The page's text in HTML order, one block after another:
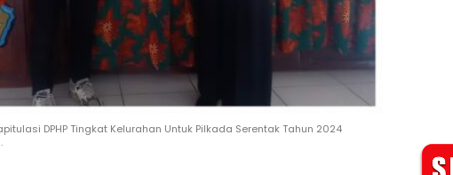
DPHP Tingkat Kelurahan Untuk Pilkada Serentak Tahun 2024